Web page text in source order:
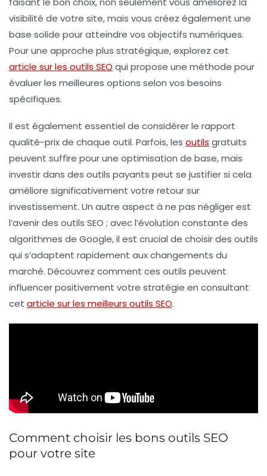
visibilité de votre site, mais vous créez également une
base solide pour atteindre vos objectifs numériques.
Pour une approche plus stratégique, explorez cet
article sur les outils SEO qui propose une méthode pour
évaluer les meilleures options selon vos besoins
spécifiques.
Il est également essentiel de considérer le rapport
qualité-prix de chaque outil. Parfois, les outils gratuits
peuvent suffire pour une optimisation de base, mais
investir dans des outils payants peut se justifier si cela
améliore significativement votre retour sur
investissement. Un autre aspect à ne pas négliger est
l’avenir des outils SEO ; avec l’évolution constante des
algorithmes de Google, il est crucial de choisir des outils
qui s’adaptent rapidement aux changements du
marché. Découvrez comment ces outils peuvent
influencer positivement votre stratégie en consultant
cet article sur les meilleurs outils SEO.
Comment choisir les bons outils SEO
pour votre site